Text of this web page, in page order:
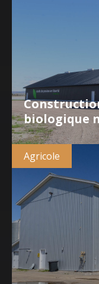
biologique
Agricole